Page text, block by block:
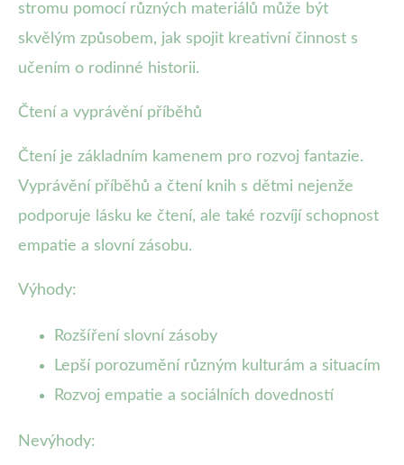
stromu pomocí různých materiálů může být
skvělým způsobem, jak spojit kreativní činnost s
učením o rodinné historii.
Čtení a vyprávění příběhů
Čtení je základním kamenem pro rozvoj fantazie.
Vyprávění příběhů a čtení knih s dětmi nejenže
podporuje lásku ke čtení, ale také rozvíjí schopnost
empatie a slovní zásobu.
Výhody:
Rozšíření slovní zásoby
Lepší porozumění různým kulturám a situacím
Rozvoj empatie a sociálních dovedností
Nevýhody: